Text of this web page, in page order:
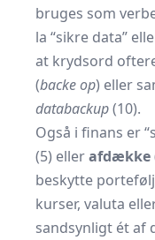
bruges som
la “sikre data”
at krydsord
(backe op) eller
databackup(10).
Også i finans er
(5) ellerafdække
beskytte
kurser, valuta
sandsynligt ét af